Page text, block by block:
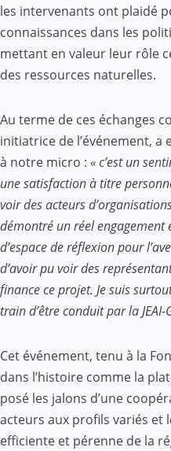
les intervenants ont plaidé
connaissances dans les
mettant en valeur leur rôle
des ressources naturelles.
Au terme de ces échanges
initiatrice de l’événement,
à notre micro : « c’est un
une satisfaction à titre
voir des acteurs
démontré un réel engagement
d’espace de réflexion pour
d’avoir pu voir des
finance ce projet. Je suis
train d’être conduit par la JEAI-
Cet événement, tenu à la
dans l’histoire comme la
posé les jalons d’une
acteurs aux profils variés et
efficiente et pérenne de la